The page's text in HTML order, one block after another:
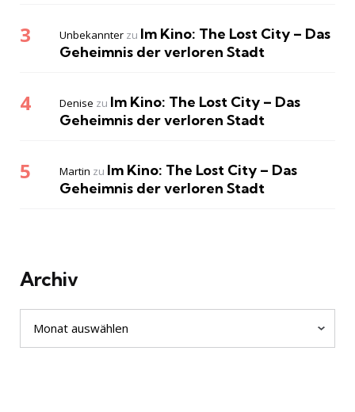
Unbekannter zu Im Kino: The Lost City – Das
Geheimnis der verloren Stadt
Denise zu Im Kino: The Lost City – Das
Geheimnis der verloren Stadt
Martin zu Im Kino: The Lost City – Das
Geheimnis der verloren Stadt
Archiv